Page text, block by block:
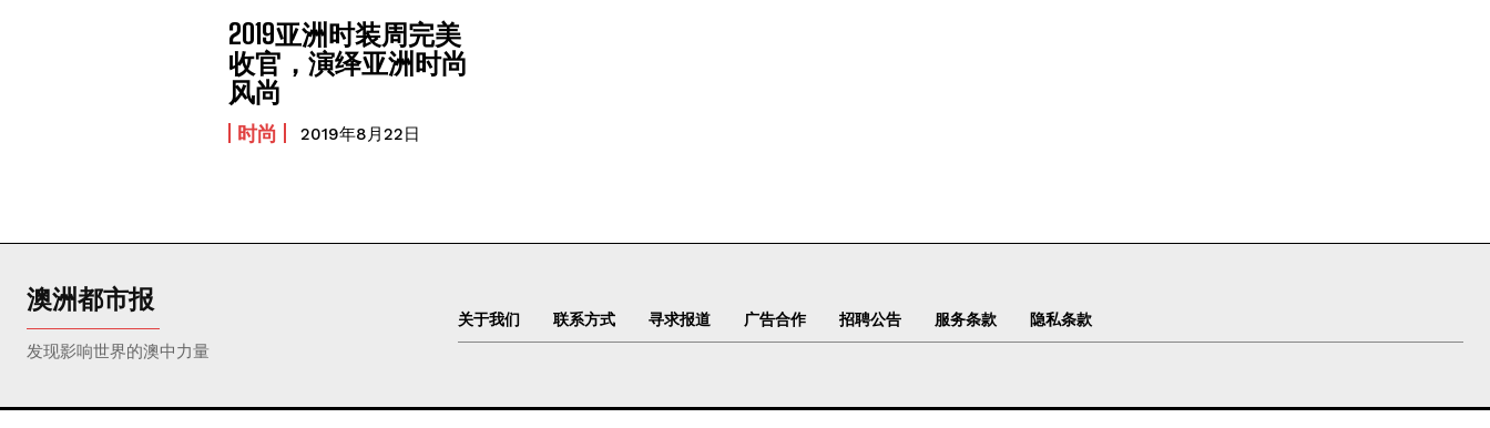
2019亚洲时装周完美
收官，演绎亚洲时尚
风尚
时尚 2019年8月22日
澳洲都市报
发现影响世界的澳中力量
关于我们 联系方式 寻求报道 广告合作 招聘公告 服务条款 隐私条款